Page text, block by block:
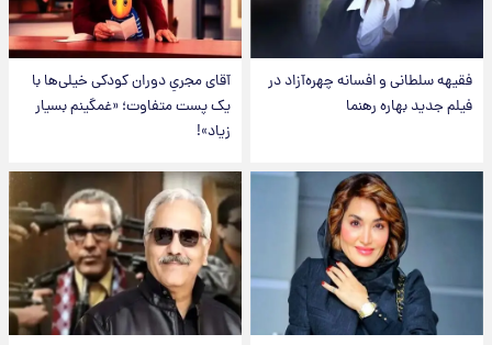
فقیهه سلطانی و افسانه چهره‌آزاد در
فیلم جدید بهاره رهنما
آقای مجریِ دوران کودکی خیلی‌ها با
یک پست متفاوت؛ «غمگینم بسیار
زیاد»!